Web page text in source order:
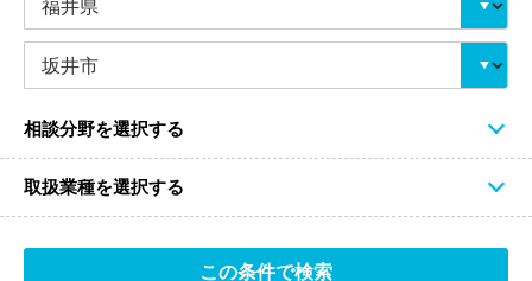
相談分野を選択する
取扱業種を選択する